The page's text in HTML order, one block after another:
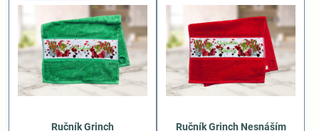
Ručník Grinch
Ručník Grinch Nesnáším